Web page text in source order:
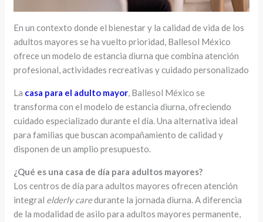
En un contexto donde el bienestar y la calidad de vida de los
adultos mayores se ha vuelto prioridad, Ballesol México
ofrece un modelo de estancia diurna que combina atención
profesional, actividades recreativas y cuidado personalizado
La casa para el adulto mayor, Ballesol México se
transforma con el modelo de estancia diurna, ofreciendo
cuidado especializado durante el día. Una alternativa ideal
para familias que buscan acompañamiento de calidad y
disponen de un amplio presupuesto.
¿Qué es una casa de día para adultos mayores?
Los centros de día para adultos mayores ofrecen atención
integral elderly caredurante la jornada diurna. A diferencia
de la modalidad de asilo para adultos mayores permanente,